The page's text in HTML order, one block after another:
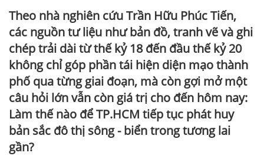
Theo nhà nghiên cứu Trần Hữu Phúc Tiến,
các nguồn tư liệu như bản đồ, tranh vẽ và ghi
chép trải dài từ thế kỷ 18 đến đầu thế kỷ 20
không chỉ góp phần tái hiện diện mạo thành
phố qua từng giai đoạn, mà còn gợi mở một
câu hỏi lớn vẫn còn giá trị cho đến hôm nay:
Làm thế nào để TP.HCM tiếp tục phát huy
bản sắc đô thị sông - biển trong tương lai
gần?